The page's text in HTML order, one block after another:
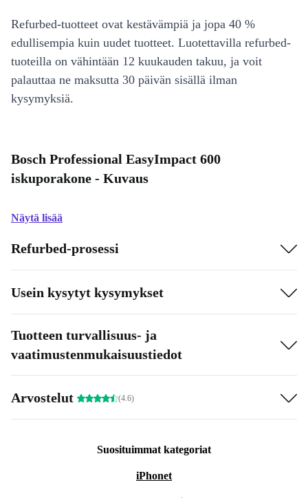
Refurbed-tuotteet ovat kestävämpiä ja jopa 40 %
edullisempia kuin uudet tuotteet. Luotettavilla refurbed-
tuoteilla on vähintään 12 kuukauden takuu, ja voit
palauttaa ne maksutta 30 päivän sisällä ilman
kysymyksiä.
Bosch Professional EasyImpact 600
iskuporakone - Kuvaus
Näytä lisää
Refurbed-prosessi
Usein kysytyt kysymykset
Tuotteen turvallisuus- ja
vaatimustenmukaisuustiedot
Arvostelut (4.6)
Suosituimmat kategoriat
iPhonet